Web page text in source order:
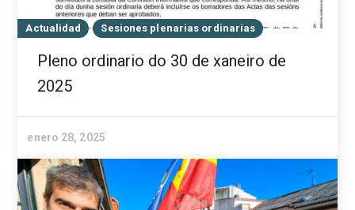
Actualidad Sesiones plenarias ordinarias
Pleno ordinario do 30 de xaneiro de
2025
enero 28, 2025